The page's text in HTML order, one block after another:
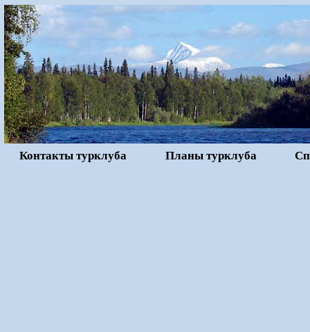
Контакты турклуба Планы турклуба